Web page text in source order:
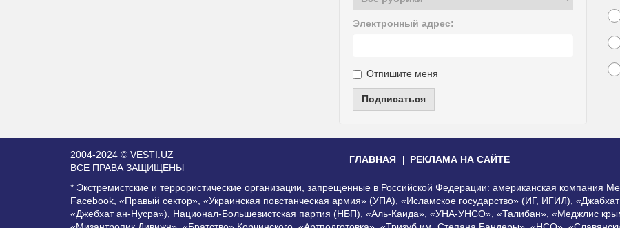
Электронный адрес:
Отпишите меня
Подписаться
2004-2024 © VESTI.UZ
ВСЕ ПРАВА ЗАЩИЩЕНЫ
ГЛАВНАЯ РЕКЛАМА НА САЙТЕ
* Экстремистские и террористические организации, запрещенные в Российской Федерации: американская компания
Facebook, «Правый сектор», «Украинская повстанческая армия» (УПА), «Исламское государство» (ИГ, ИГИЛ),
«Джебхат ан-Нусра»), Национал-Большевистская партия (НБП), «Аль-Каида», «УНА-УНСО», «Талибан», «Меджлис